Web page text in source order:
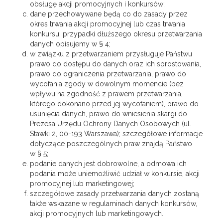
obsługę akcji promocyjnych i konkursów;
dane przechowywane będą co do zasady przez
okres trwania akcji promocyjnej lub czas trwania
konkursu; przypadki dłuższego okresu przetwarzania
danych opisujemy w § 4;
w związku z przetwarzaniem przysługuje Państwu
prawo do dostępu do danych oraz ich sprostowania,
prawo do ograniczenia przetwarzania, prawo do
wycofania zgody w dowolnym momencie (bez
wpływu na zgodność z prawem przetwarzania,
którego dokonano przed jej wycofaniem), prawo do
usunięcia danych, prawo do wniesienia skargi do
Prezesa Urzędu Ochrony Danych Osobowych (ul.
Stawki 2, 00-193 Warszawa); szczegółowe informacje
dotyczące poszczególnych praw znajdą Państwo
w § 5;
podanie danych jest dobrowolne, a odmowa ich
podania może uniemożliwić udział w konkursie, akcji
promocyjnej lub marketingowej;
szczegółowe zasady przetwarzania danych zostaną
także wskazane w regulaminach danych konkursów,
akcji promocyjnych lub marketingowych.